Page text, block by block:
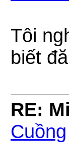
Tôi
biết
RE:
Cuồng